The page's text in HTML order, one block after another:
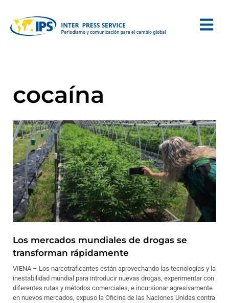
cocaína
Los mercados mundiales de drogas se
transforman rápidamente
VIENA – Los narcotraficantes están aprovechando las tecnologías y la
inestabilidad mundial para introducir nuevas drogas, experimentar con
diferentes rutas y métodos comerciales, e incursionar agresivamente
en nuevos mercados, expuso la Oficina de las Naciones Unidas contra